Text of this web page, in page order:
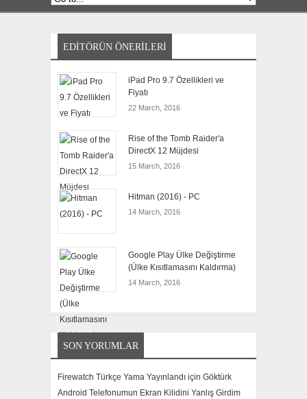
EDITÖRÜN ÖNERILERI
iPad Pro 9.7 Özellikleri ve
Fiyatı
22 March, 2016
Rise of the Tomb Raider'a
DirectX 12 Müjdesi
15 March, 2016
Hitman (2016) - PC
14 March, 2016
Google Play Ülke Değiştirme
(Ülke Kısıtlamasını Kaldırma)
14 March, 2016
SON YORUMLAR
Firewatch Türkçe Yama Yayınlandı için Göktürk
Android Telefonumun Ekran Kilidini Yanlış Girdim